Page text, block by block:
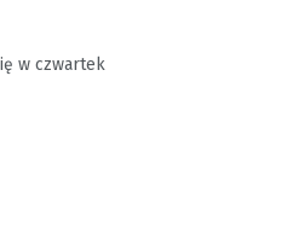
w czwartek